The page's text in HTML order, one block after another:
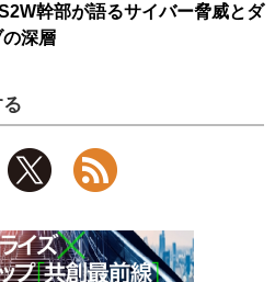
幹部が語るサイバー脅威とダ
深層